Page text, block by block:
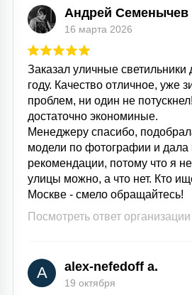
Андрей Семенычев
16 марта 2026
Заказал уличные светильники
году. Качество отличное, уже
проблем, ни один не
достаточно экономиные.
Менеджеру спасибо,
модели по фотографии и
рекомендации, потому что я
улицы можно, а что нет. Кто
Москве - смело обращайтесь!
Посмотреть ответ организации
A alex-nefedoff a.
19 октября